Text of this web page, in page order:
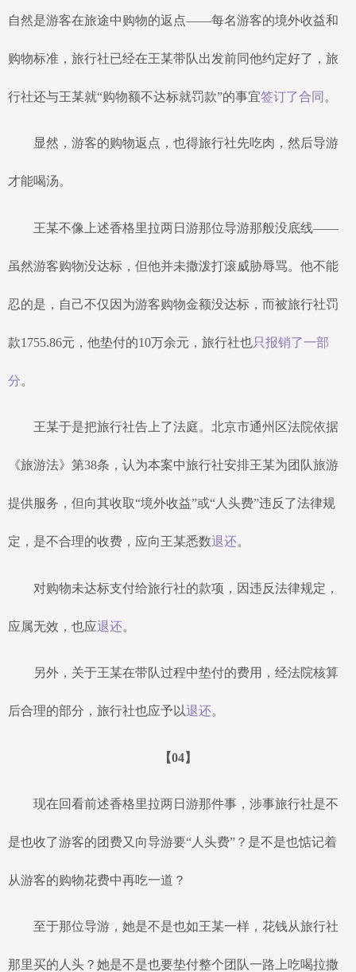
自然是游客在旅途中购物的返点——每名游客的境外收益和
购物标准，旅行社已经在王某带队出发前同他约定好了，旅
行社还与王某就“购物额不达标就罚款”的事宜签订了合同 。
显然，游客的购物返点，也得旅行社先吃肉，然后导游
才能喝汤。
王某不像上述香格里拉两日游那位导游那般没底线——
虽然游客购物没达标，但他并未撒泼打滚威胁辱骂。他不能
忍的是，自己不仅因为游客购物金额没达标，而被旅行社罚
款1755.86元，他垫付的10万余元，旅行社也只报销了一部
分。
王某于是把旅行社告上了法庭。北京市通州区法院依据
《旅游法》第38条，认为本案中旅行社安排王某为团队旅游
提供服务，但向其收取“境外收益”或“人头费”违反了法律规
定，是不合理的收费，应向王某悉数退还。
对购物未达标支付给旅行社的款项，因违反法律规定，
应属无效，也应退还。
另外，关于王某在带队过程中垫付的费用，经法院核算
后合理的部分，旅行社也应予以退还。
【04】
现在回看前述香格里拉两日游那件事，涉事旅行社是不
是也收了游客的团费又向导游要“人头费”？是不是也惦记着
从游客的购物花费中再吃一道？
至于那位导游，她是不是也如王某一样，花钱从旅行社
那里买的人头？她是不是也要垫付整个团队一路上吃喝拉撒